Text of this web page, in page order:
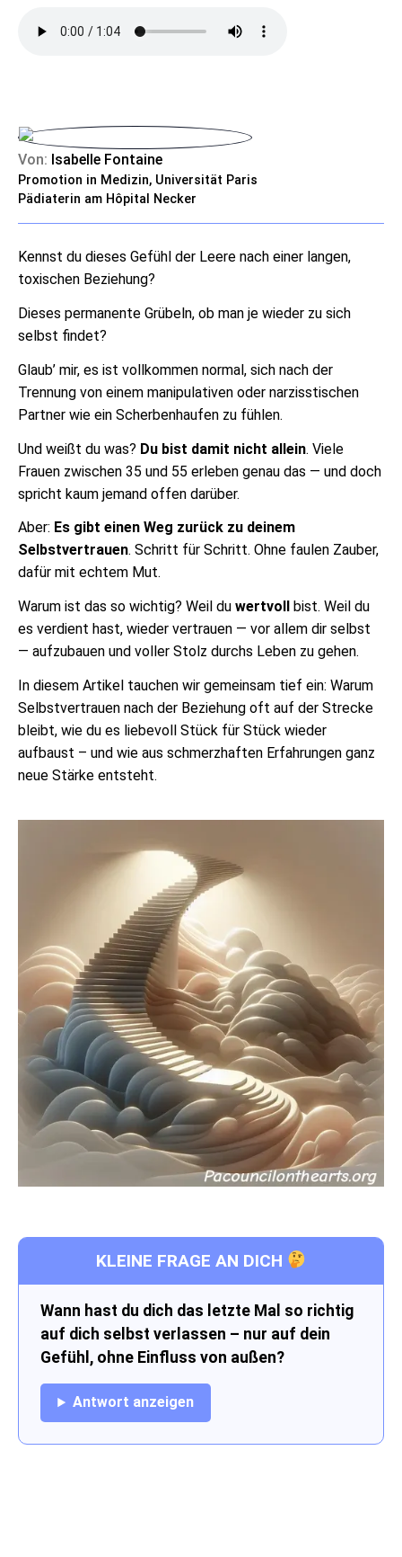
Von: Isabelle Fontaine
Promotion in Medizin, Universität Paris
Pädiaterin am Hôpital Necker
Kennst du dieses Gefühl der Leere nach einer langen,
toxischen Beziehung?
Dieses permanente Grübeln, ob man je wieder zu sich
selbst findet?
Glaub’ mir, es ist vollkommen normal, sich nach der
Trennung von einem manipulativen oder narzisstischen
Partner wie ein Scherbenhaufen zu fühlen.
Und weißt du was? Du bist damit nicht allein. Viele
Frauen zwischen 35 und 55 erleben genau das — und doch
spricht kaum jemand offen darüber.
Aber: Es gibt einen Weg zurück zu deinem
Selbstvertrauen. Schritt für Schritt. Ohne faulen Zauber,
dafür mit echtem Mut.
Warum ist das so wichtig? Weil du wertvoll
bist. Weil du
es verdient hast, wieder vertrauen — vor allem dir selbst
— aufzubauen und voller Stolz durchs Leben zu gehen.
In diesem Artikel tauchen wir gemeinsam tief ein: Warum
Selbstvertrauen nach der Beziehung oft auf der Strecke
bleibt, wie du es liebevoll Stück für Stück wieder
aufbaust – und wie aus schmerzhaften Erfahrungen ganz
neue Stärke entsteht.
KLEINE FRAGE AN DICH
Wann hast du dich das letzte Mal so richtig
auf dich selbst verlassen – nur auf dein
Gefühl, ohne Einfluss von außen?
Antwort anzeigen